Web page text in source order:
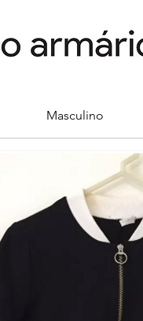
Masculino